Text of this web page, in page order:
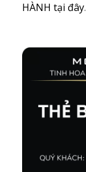
HÀNH tại đây.